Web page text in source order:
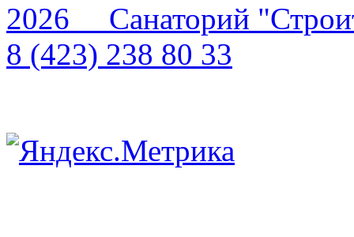
2026 Санаторий
8 (423) 238 80 33